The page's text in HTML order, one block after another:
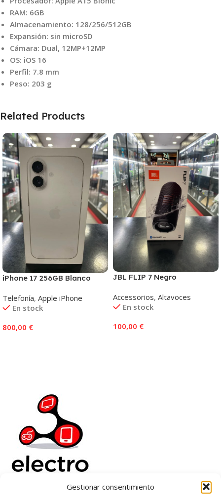
Gestionar consentimiento
RAM: 6GB
Almacenamiento: 128/256/512GB
Expansión: sin microSD
Cámara: Dual, 12MP+12MP
OS: iOS 16
Perfil: 7.8 mm
Peso: 203 g
Related Products
iPhone 17 256GB Blanco
Telefonía, Apple iPhone
En stock
800,00 €
JBL FLIP 7 Negro
Accessorios, Altavoces
En stock
100,00 €